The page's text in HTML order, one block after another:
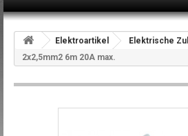
Elektroartikel Elektrische
2x2,5mm2 6m 20A max.